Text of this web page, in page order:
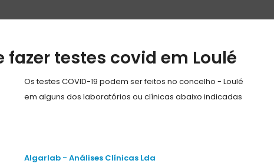
fazer testes covid em Loulé
Os testes COVID-19 podem ser feitos no concelho - Loulé
em alguns dos laboratórios ou clínicas abaixo indicadas
Algarlab - Análises Clínicas Lda